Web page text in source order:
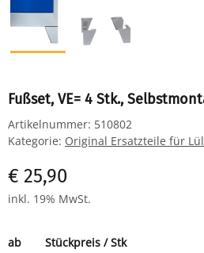
Fußset, VE= 4 Stk.,
Artikelnummer: 510802
Kategorie: Original Ersatzteile für
€ 25,90
inkl. 19% MwSt.
ab
Stückpreis / Stk